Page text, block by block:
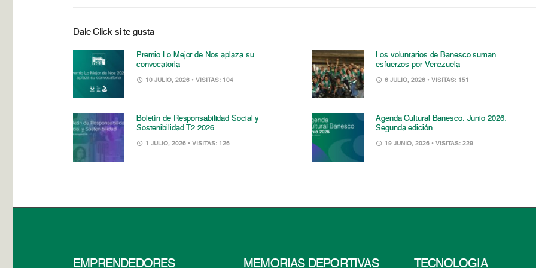
Dale Click si te gusta
Premio Lo Mejor de Nos aplaza su
convocatoria
10 JULIO, 2026 • VISITAS: 104
Los voluntarios de Banesco suman
esfuerzos por Venezuela
6 JULIO, 2026 • VISITAS: 151
Boletín de Responsabilidad Social y
Sostenibilidad T2 2026
1 JULIO, 2026 • VISITAS: 126
Agenda Cultural Banesco. Junio 2026.
Segunda edición
19 JUNIO, 2026 • VISITAS: 229
EMPRENDEDORES MEMORIAS DEPORTIVAS TECNOLOGÍA